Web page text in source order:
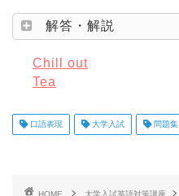
解答・解説
Chill out
Tea
口語表現 大学入試 問題集
HOME 大学入試英語対策講座